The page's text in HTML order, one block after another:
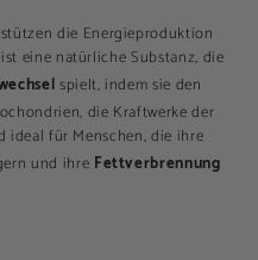
die Energieproduktion
eine natürliche Substanz, die
spielt, indem sie den
die Kraftwerke der
ideal für Menschen, die ihre
und ihre Fettverbrennung